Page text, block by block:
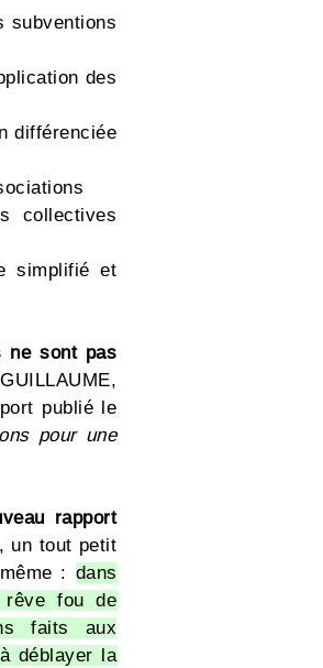
subventions
des
différenciée
collectives
simplifié et
ne sont pas
publié le
pour une
rapport
un tout petit
: dans
rêve fou de
faits aux
déblayer la